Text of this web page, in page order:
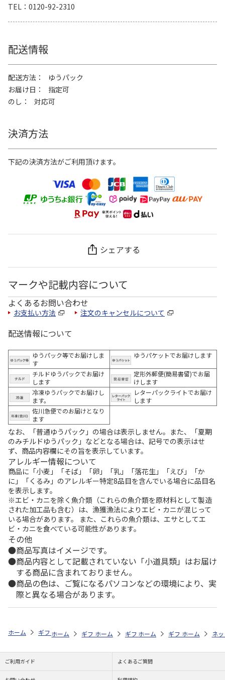
TEL
0120-92-2310
配送情報
配送方法
ゆうパック
お届け日
指定可
のし
対応可
決済方法
下記の決済方法がご利用頂けます。
シェアする
マークや記載内容について
よくあるお問い合わせ
お支払い方法 注文のキャンセルについて
配送情報について
ゆうパック等でお届けしま
す
ゆうパケットでお届けします
チルドゆうパックでお届け
します
定形外郵便(簡易書留)でお届
けします
冷凍ゆうパックでお届けし
ます。
レターパックライトでお届け
します
佐川急便でのお届けとなり
ます
なお、「普通ゆうパック」の場合は表示しません。また、「夏期
のみチルドゆうパック」などとなる場合は、記号での表示はせ
ず、商品内容欄にその旨を表示しています。
アレルギー情報について
商品に「小麦」「そば」「卵」「乳」「落花生」「えび」「か
に」「くるみ」のアレルギー特定8品目を含んでいる場合に品目名
を表示します。
※エビ・カニを除く魚介類（これらの魚介類を原材料として製造
された加工品も含む）は、漁獲漁法によりエビ・カニが混じって
いる場合があります。 また、これらの魚介類は、エサとしてエ
ビ・カニを食べている可能性があります。
その他
商品写真はイメージです。
商品内容として記載されていない「小道具類」はお届け
する商品に含まれておりません。
商品の色は、ご覧になるパソコンなどの環境により、実
際と異なる場合があります。
ホーム ギフト通販 内祝い・お返し 法要・香典返し 選べるギフ
ホーム ギフト通販 内祝い・お返し 法要・香典返し
ホーム ギフト通販 お祝い・贈りもの
ホーム ギフト通販 お
ホーム ネ
ご利用ガイド よくあるご質問